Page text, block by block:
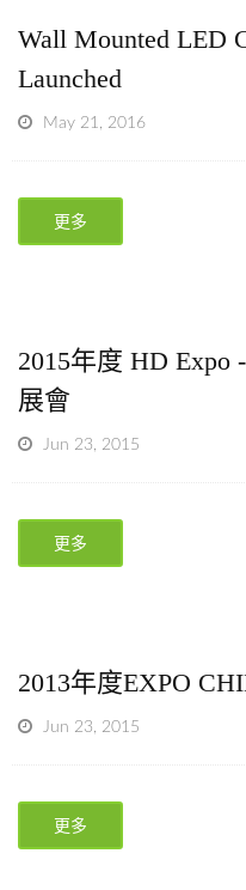
Wall Mounted LED
Launched
May 21, 2016
更多
2015年度 HD Expo
展會
Jun 23, 2015
更多
2013年度EXPO
Jun 23, 2015
更多